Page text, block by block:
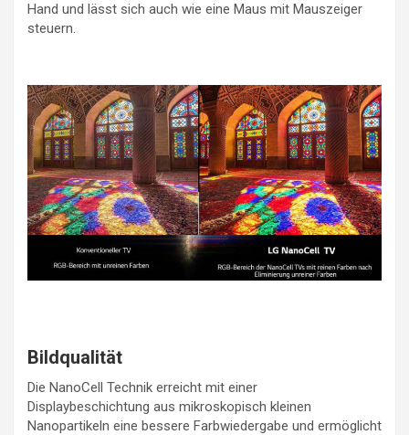
Hand und lässt sich auch wie eine Maus mit Mauszeiger
steuern.
Bildqualität
Die NanoCell Technik erreicht mit einer
Displaybeschichtung aus mikroskopisch kleinen
Nanopartikeln eine bessere Farbwiedergabe und ermöglicht